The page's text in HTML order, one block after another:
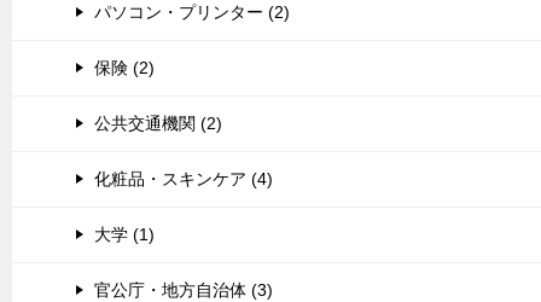
パソコン・プリンター (2)
保険 (2)
公共交通機関 (2)
化粧品・スキンケア (4)
大学 (1)
官公庁・地方自治体 (3)